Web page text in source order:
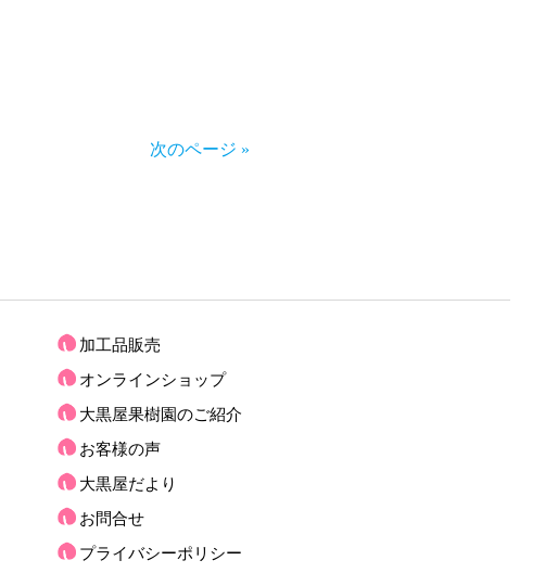
次のページ »
加工品販売
オンラインショップ
大黒屋果樹園のご紹介
お客様の声
大黒屋だより
お問合せ
プライバシーポリシー